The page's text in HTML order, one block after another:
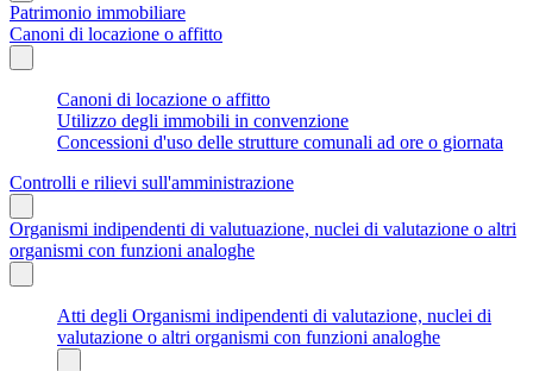
Patrimonio immobiliare
Canoni di locazione o affitto
Canoni di locazione o affitto
Utilizzo degli immobili in convenzione
Concessioni d'uso delle strutture comunali ad ore o giornata
Controlli e rilievi sull'amministrazione
Organismi indipendenti di valutuazione, nuclei di valutazione o altri
organismi con funzioni analoghe
Atti degli Organismi indipendenti di valutazione, nuclei di
valutazione o altri organismi con funzioni analoghe